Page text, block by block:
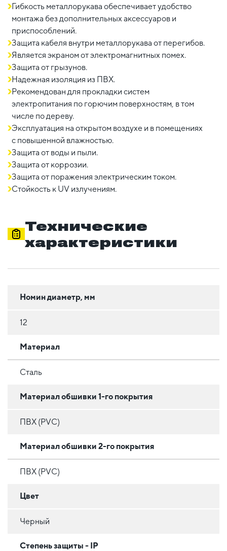
Гибкость металлорукава обеспечивает удобство
монтажа без дополнительных аксессуаров и
приспособлений.
Защита кабеля внутри металлорукава от перегибов.
Является экраном от электромагнитных помех.
Защита от грызунов.
Надежная изоляция из ПВХ.
Рекомендован для прокладки систем
электропитания по горючим поверхностям, в том
числе по дереву.
Эксплуатация на открытом воздухе и в помещениях
с повышенной влажностью.
Защита от воды и пыли.
Защита от коррозии.
Защита от поражения электрическим током.
Стойкость к UV излучениям.
Технические
характеристики
Номин диаметр, мм
12
Материал
Сталь
Материал обшивки 1-го покрытия
ПВХ (PVC)
Материал обшивки 2-го покрытия
ПВХ (PVC)
Цвет
Черный
Степень защиты - IP